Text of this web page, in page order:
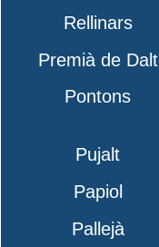
Rellinars
Premià de Dalt
Pontons
Pujalt
Papiol
Pallejà